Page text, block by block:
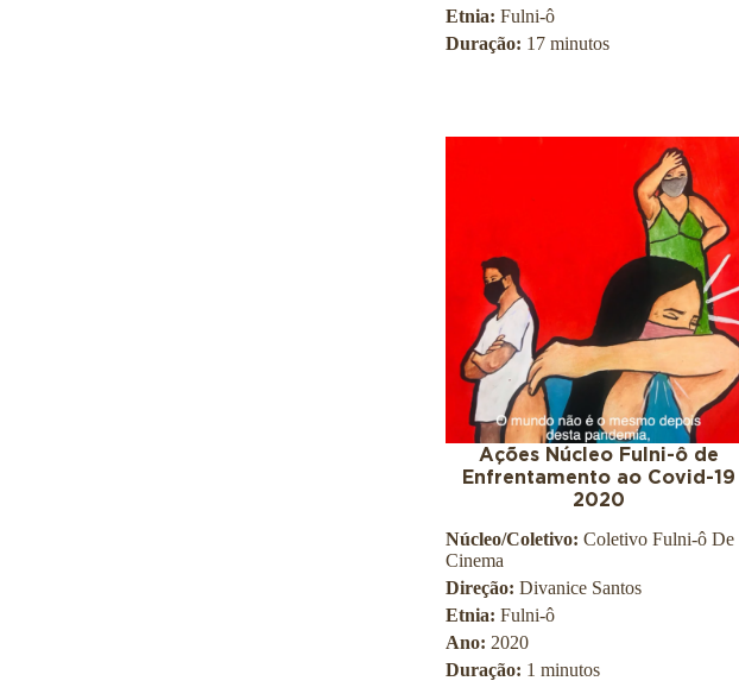
Etnia: Fulni-ô
Duração: 17 minutos
Ações Núcleo Fulni-ô de
Enfrentamento ao Covid-19
2020
Núcleo/Coletivo: Coletivo Fulni-ô De
Cinema
Direção: Divanice Santos
Etnia: Fulni-ô
Ano: 2020
Duração: 1 minutos